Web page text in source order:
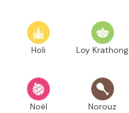
Holi Loy Krathong
Noël Norouz